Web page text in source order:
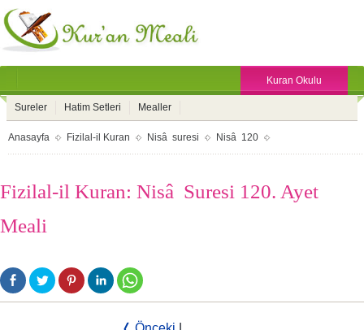
Kuran Okulu
Sureler Hatim Setleri Mealler
Anasayfa Fizilal-il Kuran Nisâ suresi Nisâ 120
Fizilal-il Kuran: Nisâ Suresi 120. Ayet
Meali